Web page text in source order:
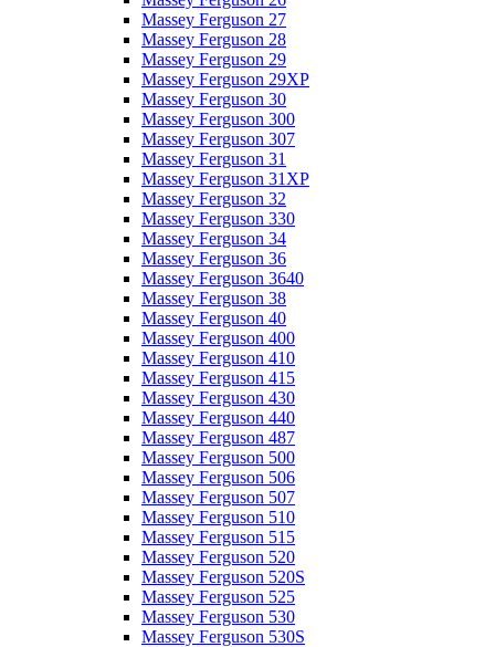
Massey Ferguson 27
Massey Ferguson 28
Massey Ferguson 29
Massey Ferguson 29XP
Massey Ferguson 30
Massey Ferguson 300
Massey Ferguson 307
Massey Ferguson 31
Massey Ferguson 31XP
Massey Ferguson 32
Massey Ferguson 330
Massey Ferguson 34
Massey Ferguson 36
Massey Ferguson 3640
Massey Ferguson 38
Massey Ferguson 40
Massey Ferguson 400
Massey Ferguson 410
Massey Ferguson 415
Massey Ferguson 430
Massey Ferguson 440
Massey Ferguson 487
Massey Ferguson 500
Massey Ferguson 506
Massey Ferguson 507
Massey Ferguson 510
Massey Ferguson 515
Massey Ferguson 520
Massey Ferguson 520S
Massey Ferguson 525
Massey Ferguson 530
Massey Ferguson 530S